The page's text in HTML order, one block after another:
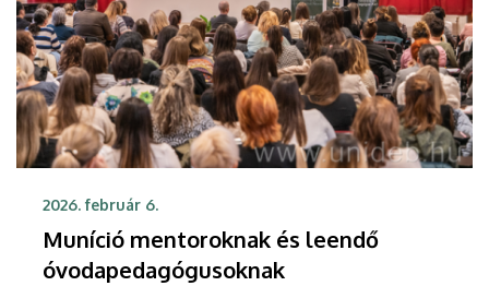
2026. február 6.
Muníció mentoroknak és leendő
óvodapedagógusoknak